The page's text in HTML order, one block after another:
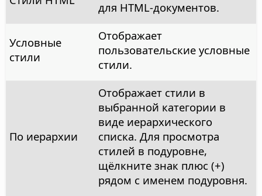
для HTML-документов.
Условные
стили
Отображает
пользовательские условные
стили.
По иерархии
Отображает стили в
выбранной категории в
виде иерархического
списка. Для просмотра
стилей в подуровне,
щёлкните знак плюс (+)
рядом с именем подуровня.